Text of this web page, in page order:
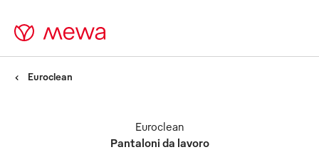
Euroclean
Pantaloni da lavoro
Euroclean